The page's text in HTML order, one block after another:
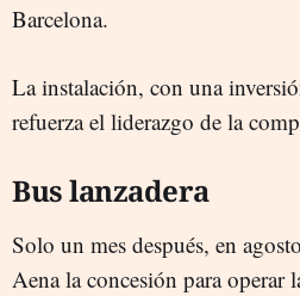
Barcelona.
La instalación, con una
refuerza el liderazgo de la
Bus lanzadera
Solo un mes después, en
Aena la concesión para operar